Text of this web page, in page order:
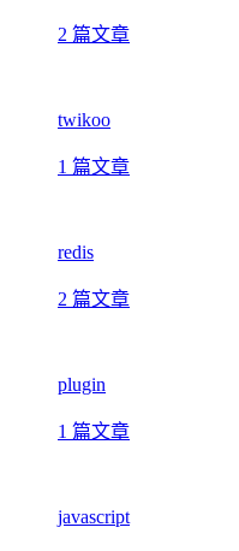
2 篇文章
twikoo
1 篇文章
redis
2 篇文章
plugin
1 篇文章
javascript